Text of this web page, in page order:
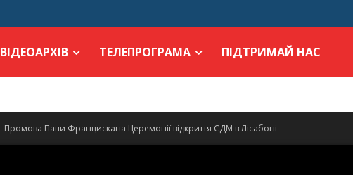
ВІДЕОАРХІВ ТЕЛЕПРОГРАМА ПІДТРИМАЙ НАС
Промова Папи Францискана Церемонії відкриття СДМ в Лісабоні